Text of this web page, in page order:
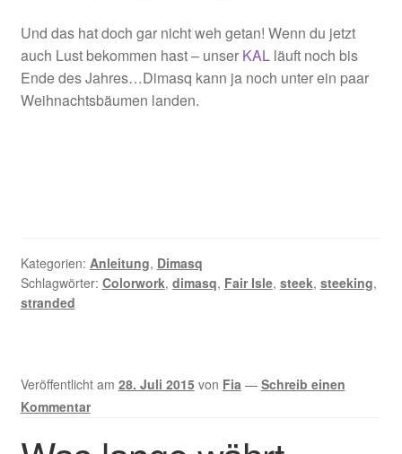
Und das hat doch gar nicht weh getan! Wenn du jetzt
auch Lust bekommen hast – unser KALläuft noch bis
Ende des Jahres…Dimasq kann ja noch unter ein paar
Weihnachtsbäumen landen.
Kategorien: Anleitung, Dimasq
Schlagwörter: Colorwork, dimasq, Fair Isle, steek, steeking,
stranded
Veröffentlicht am 28. Juli 2015 von Fia — Schreib einen
Kommentar